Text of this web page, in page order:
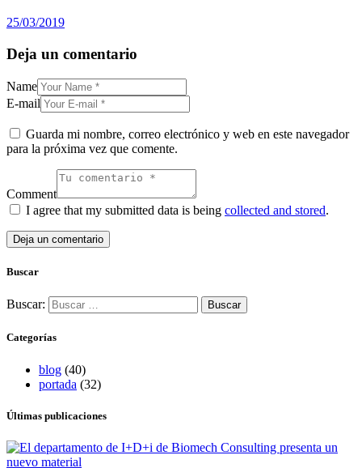
25/03/2019
Deja un comentario
Name
E-mail
Guarda mi nombre, correo electrónico y web en este navegador
para la próxima vez que comente.
Comment
I agree that my submitted data is being collected and stored.
Buscar
Buscar:
Categorías
blog (40)
portada (32)
Últimas publicaciones